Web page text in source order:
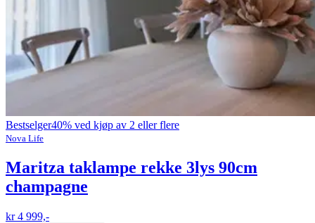
Bestselger40% ved kjøp av 2 eller flere
Nova Life
Maritza taklampe rekke 3lys 90cm
champagne
kr 4 999,-